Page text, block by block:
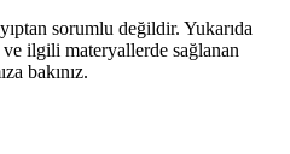
sorumlu değildir. Yukarıda
ilgili materyallerde sağlanan
bakınız.